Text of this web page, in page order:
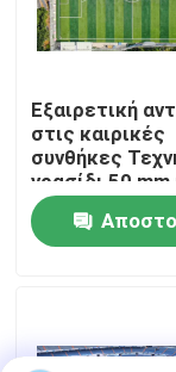
Ποιοτικός
Ειδήσεις
Ζητήστε μια
Εξαιρετική
στις καιρικές
συνθήκες
γρασίδι 50
στοίβας υψηλή
ευελιξία